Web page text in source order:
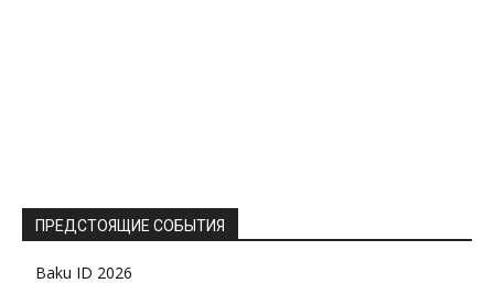
ПРЕДСТОЯЩИЕ СОБЫТИЯ
Baku ID 2026